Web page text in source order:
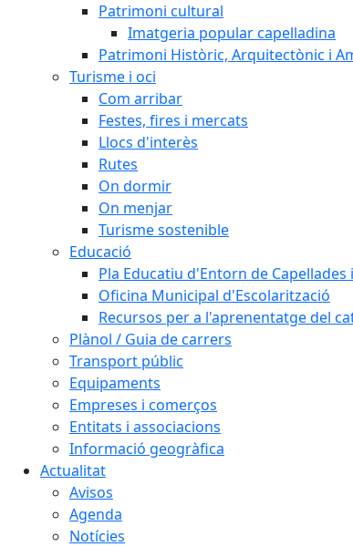
Patrimoni cultural
Imatgeria popular capelladina
Patrimoni Històric, Arquitectònic i
Turisme i oci
Com arribar
Festes, fires i mercats
Llocs d'interès
Rutes
On dormir
On menjar
Turisme sostenible
Educació
Pla Educatiu d'Entorn de
Oficina Municipal d'Escolarització
Recursos per a l'aprenentatge del
Plànol / Guia de carrers
Transport públic
Equipaments
Empreses i comerços
Entitats i associacions
Informació geogràfica
Actualitat
Avisos
Agenda
Notícies